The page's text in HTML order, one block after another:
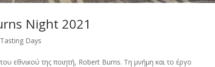
Night 2021
Tasting Days
εθνικού της ποιητή, Robert Burns. Τη μνήμη και το έργο